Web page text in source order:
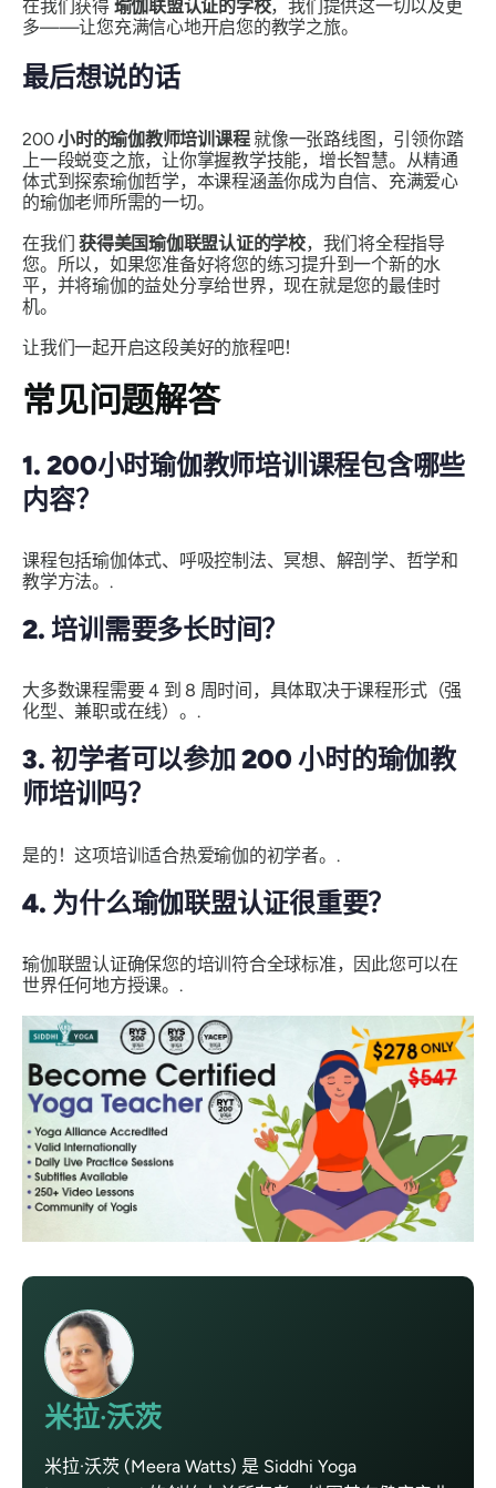
在我们获得 瑜伽联盟认证的学校，我们提供这一切以及更
多——让您充满信心地开启您的教学之旅。
最后想说的话
200小时的瑜伽教师培训课程就像一张路线图，引领你踏
上一段蜕变之旅，让你掌握教学技能，增长智慧。从精通
体式到探索瑜伽哲学，本课程涵盖你成为自信、充满爱心
的瑜伽老师所需的一切。
在我们获得美国瑜伽联盟认证的学校，我们将全程指导
您。所以，如果您准备好将您的练习提升到一个新的水
平，并将瑜伽的益处分享给世界，现在就是您的最佳时
机。
让我们一起开启这段美好的旅程吧！
常见问题解答
1. 200小时瑜伽教师培训课程包含哪些
内容？
课程包括瑜伽体式、呼吸控制法、冥想、解剖学、哲学和
教学方法。.
2. 培训需要多长时间？
大多数课程需要 4 到 8 周时间，具体取决于课程形式（强
化型、兼职或在线）。.
3. 初学者可以参加 200 小时的瑜伽教
师培训吗？
是的！这项培训适合热爱瑜伽的初学者。.
4. 为什么瑜伽联盟认证很重要？
瑜伽联盟认证确保您的培训符合全球标准，因此您可以在
世界任何地方授课。.
米拉·沃茨
米拉·沃茨 (Meera Watts) 是 Siddhi Yoga